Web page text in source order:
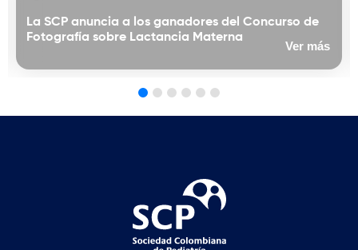
La SCP anuncia a los ganadores del Concurso de
Fotografía sobre Lactancia Materna
Ver más